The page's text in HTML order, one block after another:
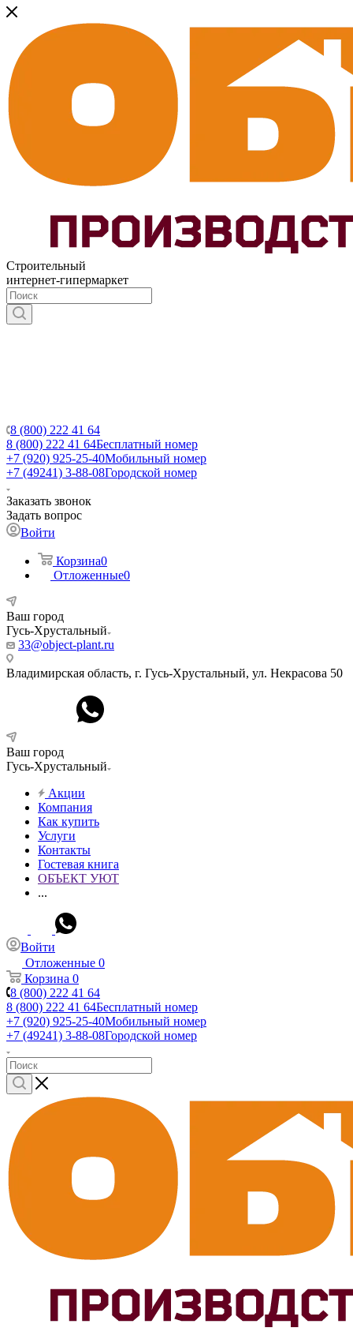
Строительный
интернет-гипермаркет
8 (800) 222 41 64
8 (800) 222 41 64Бесплатный номер
+7 (920) 925-25-40Мобильный номер
+7 (49241) 3-88-08Городской номер
Заказать звонок
Задать вопрос
Войти
Корзина0
Отложенные0
Ваш город
Гусь-Хрустальный
33@object-plant.ru
Владимирская область, г. Гусь-Хрустальный, ул. Некрасова 50
Ваш город
Гусь-Хрустальный
Акции
Компания
Как купить
Услуги
Контакты
Гостевая книга
ОБЪЕКТ УЮТ
...
Войти
Отложенные 0
Корзина 0
8 (800) 222 41 64
8 (800) 222 41 64Бесплатный номер
+7 (920) 925-25-40Мобильный номер
+7 (49241) 3-88-08Городской номер